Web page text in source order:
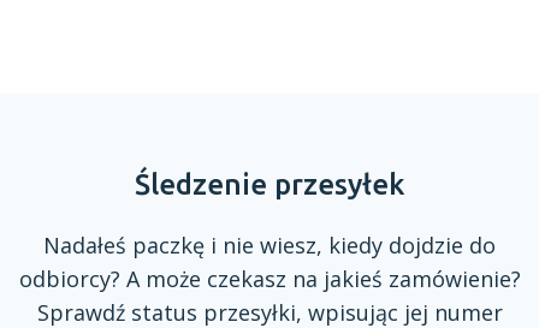
Śledzenie przesyłek
Nadałeś paczkę i nie wiesz, kiedy dojdzie do
odbiorcy? A może czekasz na jakieś zamówienie?
Sprawdź status przesyłki, wpisując jej numer